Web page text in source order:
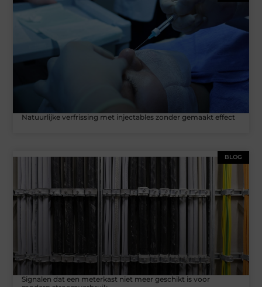
Natuurlijke verfrissing met injectables zonder gemaakt effect
BLOG
Signalen dat een meterkast niet meer geschikt is voor